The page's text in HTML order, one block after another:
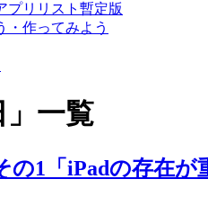
プリリスト暫定版
・作ってみよう
」 一覧
1「iPadの存在が